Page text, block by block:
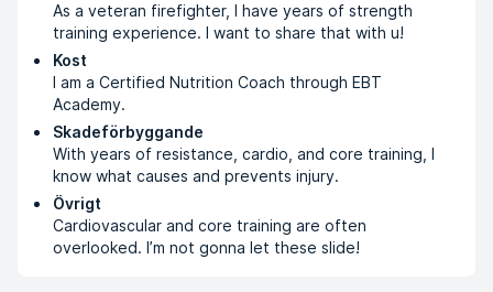
As a veteran firefighter, I have years of strength
training experience. I want to share that with u!
Kost
I am a Certified Nutrition Coach through EBT
Academy.
Skadeförbyggande
With years of resistance, cardio, and core training, I
know what causes and prevents injury.
Övrigt
Cardiovascular and core training are often
overlooked. I’m not gonna let these slide!